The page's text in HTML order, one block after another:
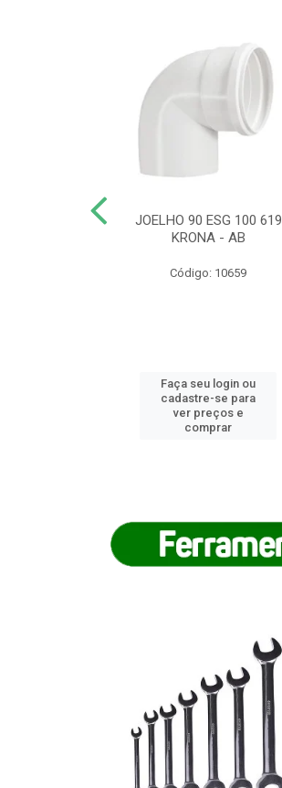
JOELHO 90 ESG 100 619
KRONA - AB
Código: 10659
Faça seu login ou
cadastre-se para
ver preços e
comprar